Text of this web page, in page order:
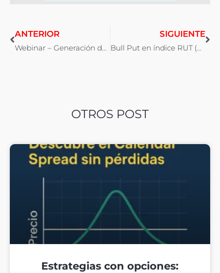
ANTERIOR
Webinar – Generación de Ingresos con Opciones
SIGUIENTE
Bull Put en índice RUT (ROR 8%)
OTROS POST
Estrategias con opciones: